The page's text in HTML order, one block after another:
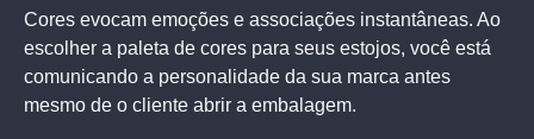
Cores evocam emoções e associações instantâneas. Ao
escolher a paleta de cores para seus estojos, você está
comunicando a personalidade da sua marca antes
mesmo de o cliente abrir a embalagem.